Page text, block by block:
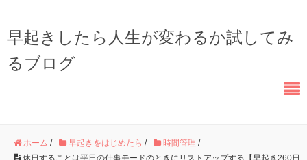
早起きしたら人生が変わるか試してみ
るブログ
ホーム / 早起きをはじめたら / 時間管理 /
休日することは平日の仕事モードのときにリストアップする【早起き260日